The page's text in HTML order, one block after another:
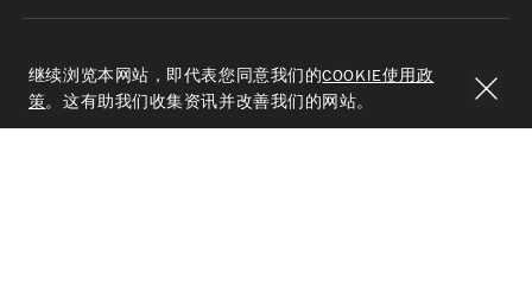
继续浏览本网站，即代表您同意我们的COOKIE使用政
策。这有助我们收集资讯并改善我们的网站。